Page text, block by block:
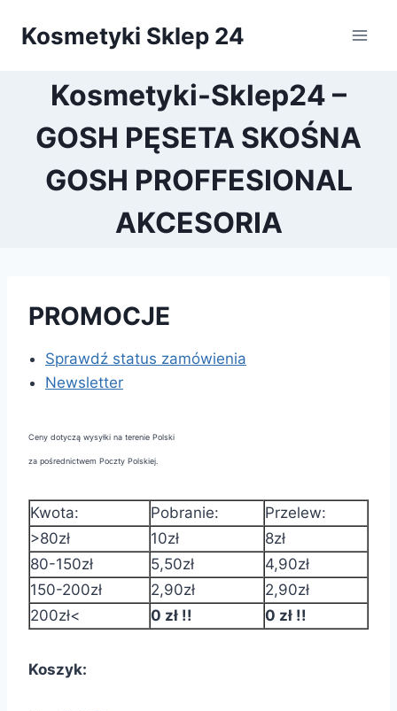
Kosmetyki Sklep 24
Kosmetyki-Sklep24 –
GOSH PĘSETA SKOŚNA
GOSH PROFFESIONAL
AKCESORIA
PROMOCJE
Sprawdź status zamówienia
Newsletter
Ceny dotyczą wysyłki na terenie Polski
za pośrednictwem Poczty Polskiej.
Kwota: Pobranie:
Przelew:
>80zł
10zł
8zł
80-150zł
5,50zł
4,90zł
150-200zł
2,90zł
2,90zł
200zł<
0 zł !! 0 zł !!
Koszyk: